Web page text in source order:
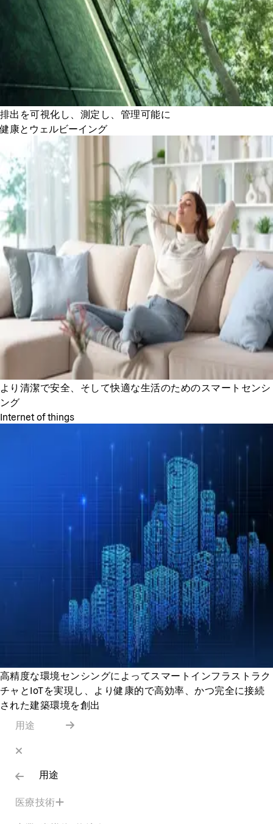
排出を可視化し、測定し、管理可能に
健康とウェルビーイング
より清潔で安全、そして快適な生活のためのスマートセンシ
ング
Internet of things
高精度な環境センシングによってスマートインフラストラク
チャとIoTを実現し、より健康的で高効率、かつ完全に接続
された建築環境を創出
用途
用途
医療技術